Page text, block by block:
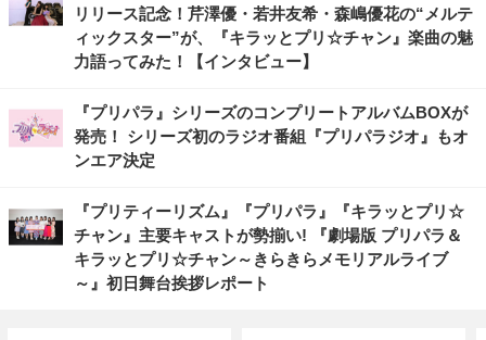
リリース記念！芹澤優・若井友希・森嶋優花の“メルテ
ィックスター”が、『キラッとプリ☆チャン』楽曲の魅
力語ってみた！【インタビュー】
『プリパラ』シリーズのコンプリートアルバムBOXが
発売！ シリーズ初のラジオ番組『プリパラジオ』もオ
ンエア決定
『プリティーリズム』『プリパラ』『キラッとプリ☆
チャン』主要キャストが勢揃い! 『劇場版 プリパラ＆
キラッとプリ☆チャン～きらきらメモリアルライブ
～』初日舞台挨拶レポート